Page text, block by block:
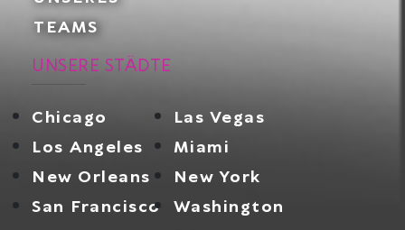
TEAMS
UNSERE STÄDTE
Chicago
Las Vegas
Los Angeles
Miami
New Orleans
New York
San Francisco Washington